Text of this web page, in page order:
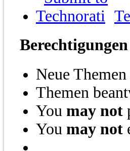
Berechtigungen
Neue
Themen
You may not
You may not